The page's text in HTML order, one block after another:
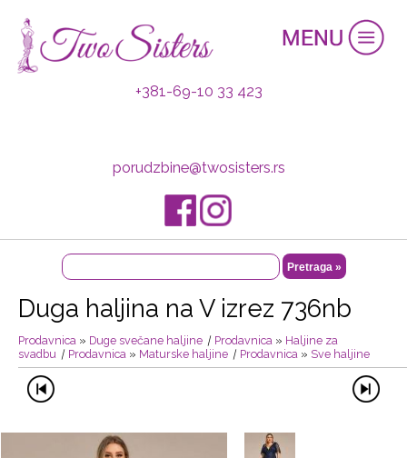
+381-69-10 33 423
porudzbine@twosisters.rs
Duga haljina na V izrez 736nb
Prodavnica » Duge svečane haljine | Prodavnica » Haljine za
svadbu | Prodavnica » Maturske haljine | Prodavnica » Sve haljine